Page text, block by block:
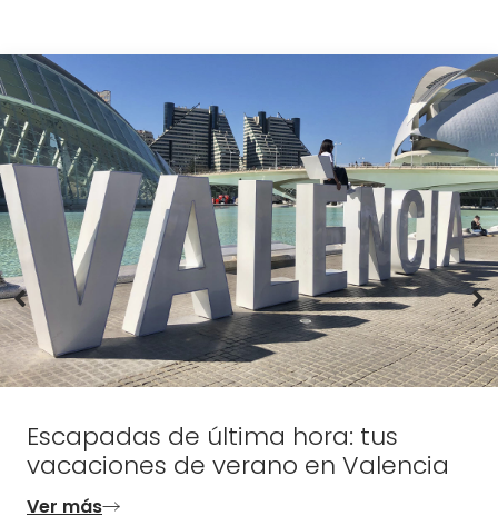
Escapadas de última hora: tus
vacaciones de verano en Valencia
Ver más